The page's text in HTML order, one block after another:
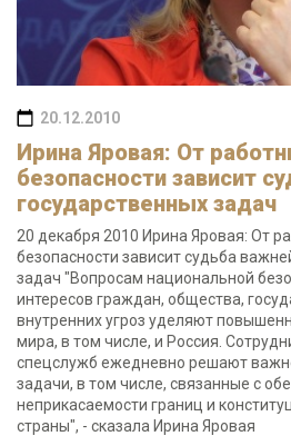
20.12.2010
Ирина Яровая: От
безопасности зависит
государственных задач
20 декабря 2010 Ирина Яровая: От
безопасности зависит судьба
задач "Вопросам национальной
интересов граждан, общества,
внутренних угроз уделяют
мира, в том числе, и Россия.
спецслужб ежедневно решают
задачи, в том числе, связанные с
неприкасаемости границ и
страны", - сказала Ирина Яровая